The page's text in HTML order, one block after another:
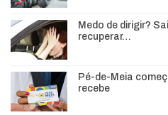
Medo de dirigir?
recuperar…
Pé-de-Meia
recebe